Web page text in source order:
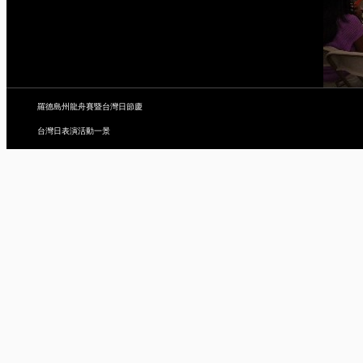
羅德島州龍舟賽暨台灣日節慶
台灣日表演活動一景